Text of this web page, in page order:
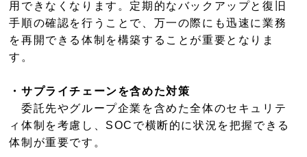
用できなくなります。定期的なバックアップと復旧
手順の確認を行うことで、万一の際にも迅速に業務
を再開できる体制を構築することが重要となりま
す。
・サプライチェーンを含めた対策
委託先やグループ企業を含めた全体のセキュリテ
ィ体制を考慮し、SOCで横断的に状況を把握できる
体制が重要です。